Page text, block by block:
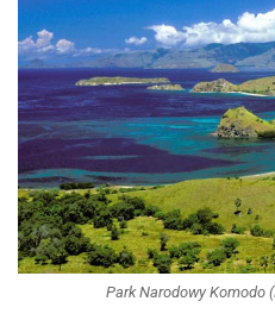
Park Narodowy Komodo